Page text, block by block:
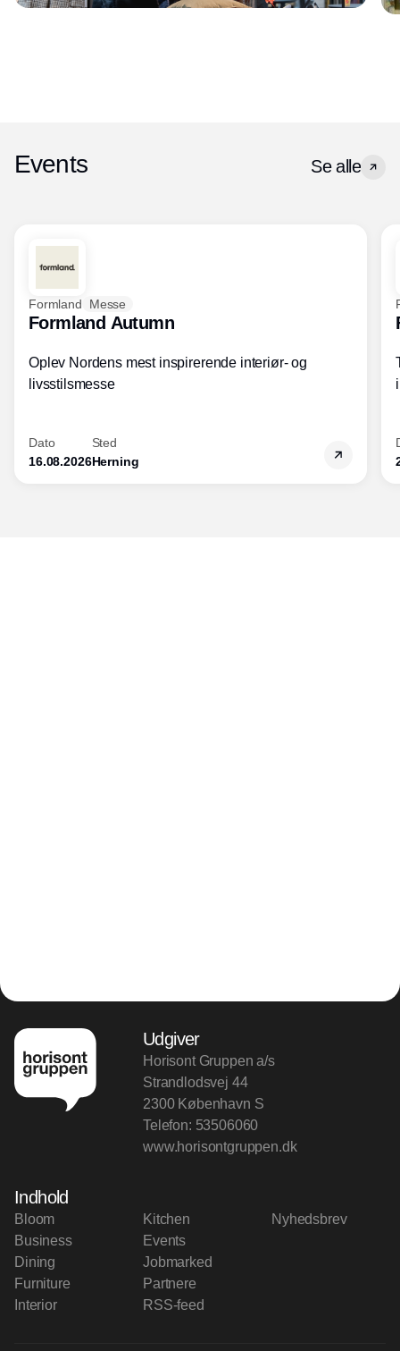
Events Se alle
Formland Messe
Formland Autumn
Oplev Nordens mest inspirerende interiør- og
livsstilsmesse
Dato
16.08.2026
Sted
Herning
Udgiver
Horisont Gruppen a/s
Strandlodsvej 44
2300 København S
Telefon: 53506060
www.horisontgruppen.dk
Indhold
Bloom
Business
Dining
Furniture
Interior
Kitchen
Events
Jobmarked
Partnere
RSS-feed
Nyhedsbrev